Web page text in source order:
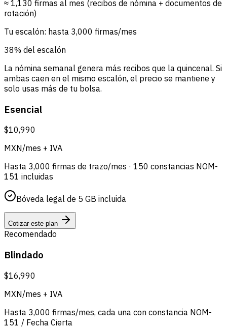
≈ 1,130 firmas al mes (recibos de nómina + documentos de
rotación)
Tu escalón: hasta 3,000 firmas/mes
38% del escalón
La nómina semanal genera más recibos que la quincenal. Si
ambas caen en el mismo escalón, el precio se mantiene y
solo usas más de tu bolsa.
Esencial
$10,990
MXN/mes + IVA
Hasta 3,000 firmas de trazo/mes · 150 constancias NOM-
151 incluidas
Bóveda legal de 5 GB incluida
Cotizar este plan
Recomendado
Blindado
$16,990
MXN/mes + IVA
Hasta 3,000 firmas/mes, cada una con constancia NOM-
151 / Fecha Cierta